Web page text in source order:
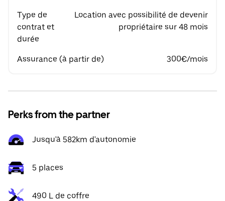
Type de
contrat et
durée
Location avec possibilité de devenir
propriétaire sur 48 mois
Assurance (à partir de) 300€/mois
Perks from the partner
Jusqu'à 582km d'autonomie
5 places
490 L de coffre